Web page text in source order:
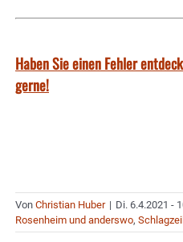
Haben Sie einen Fehler
gerne!
Von Christian Huber | Di. 6.4.2021 -
Rosenheim und anderswo,